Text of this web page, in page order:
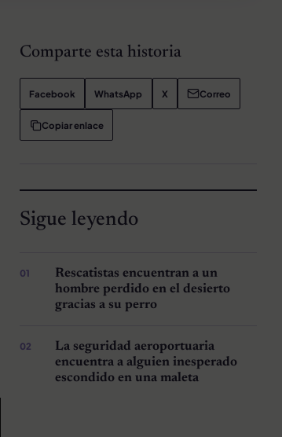
Comparte esta historia
Facebook WhatsApp X Correo
Copiar enlace
Sigue leyendo
Rescatistas encuentran a un
hombre perdido en el desierto
gracias a su perro
La seguridad aeroportuaria
encuentra a alguien inesperado
escondido en una maleta